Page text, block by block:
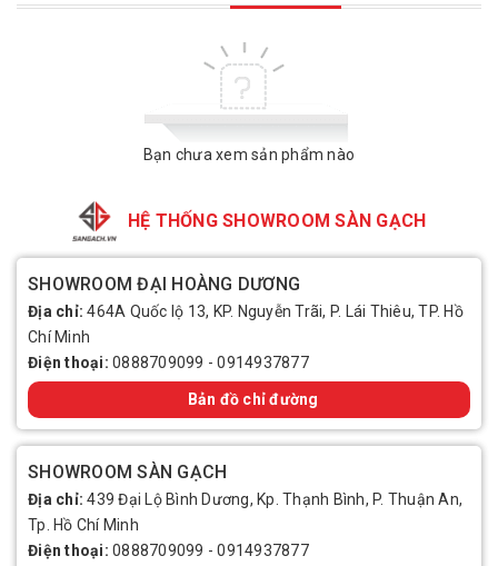
Bạn chưa xem sản phẩm nào
HỆ THỐNG SHOWROOM SÀN GẠCH
SHOWROOM ĐẠI HOÀNG DƯƠNG
Địa chỉ:464A Quốc lộ 13, KP. Nguyễn Trãi, P. Lái Thiêu, TP. Hồ
Chí Minh
Điện thoại: 0888709099 -0914937877
Bản đồ chỉ đường
SHOWROOM SÀN GẠCH
Địa chỉ:439 Đại Lộ Bình Dương, Kp. Thạnh Bình, P. Thuận An,
Tp. Hồ Chí Minh
Điện thoại: 0888709099 -0914937877